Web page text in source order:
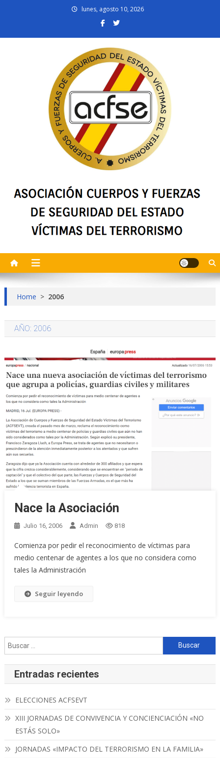
lunes, agosto 10, 2026
Terrorismo
Home > 2006
AÑO: 2006
Nace la Asociación
Julio 16, 2006 Admin 818
Comienza por pedir el reconocimiento de víctimas para
medio centenar de agentes a los que no considera como
tales la Administración
Seguir leyendo
Buscar:
Entradas recientes
ELECCIONES ACFSEVT
XIII JORNADAS DE CONVIVENCIA Y CONCIENCIACIÓN «NO
ESTÁS SOLO»
JORNADAS «IMPACTO DEL TERRORISMO EN LA FAMILIA»